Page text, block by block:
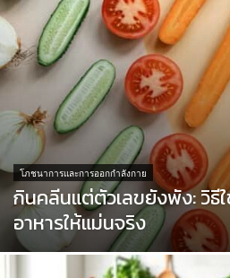
โภชนาการและการออกกำลังกาย
กินคลีนแต่ตัวเลขยังพัง: วิธี
อาหารให้แม่นจริง